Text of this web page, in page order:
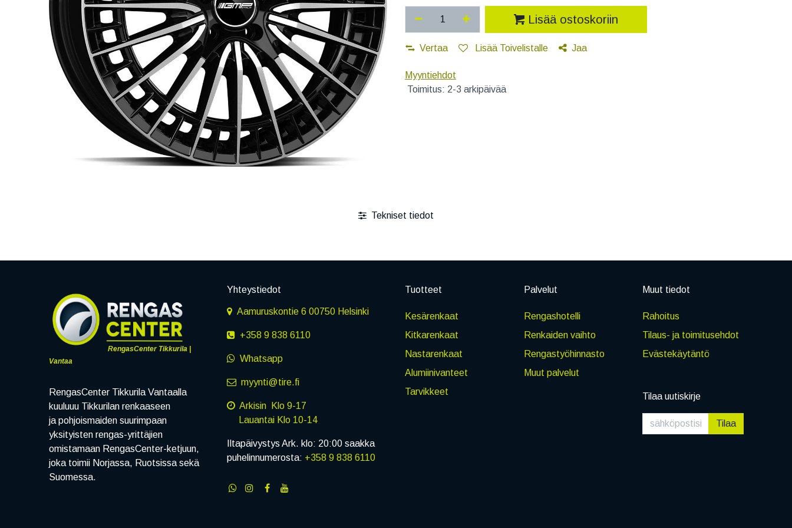
Lisää ostoskoriin
Vertaa Lisää Toivelistalle Jaa
Myyntiehdot
Toimitus: 2-3 arkipäivää
Tekniset tiedot
RengasCenter Tikkurila |
Vantaa
RengasCenter Tikkurila Vantaalla
kuuluuu Tikkurilan renkaaseen
ja pohjoismaiden suurimpaan
yksityisten rengas-yrittäjien
omistamaan RengasCenter-ketjuun,
joka toimii Norjassa, Ruotsissa sekä
Suomessa.
Yhteystiedot
Aamuruskontie 6 00750 Helsinki
+358 9 838 6110
Whatsapp
myynti@tire.fi
Arkisin Klo 9-17
Lauantai Klo 10-14
Iltapäivystys Ark. klo: 20:00 saakka
puhelinnumerosta: +358 9 838 6110
Tuotteet
Kesärenkaat
Kitkarenkaat
Nastarenkaat
Alumiinivanteet
Tarvikkeet
Palvelut
Rengashotelli
Renkaiden vaihto
Rengastyöhinnasto
Muut palvelut
Muut tiedot
Rahoitus
Tilaus- ja toimitusehdot
Evästekäytäntö
Tilaa uutiskirje
Tilaa